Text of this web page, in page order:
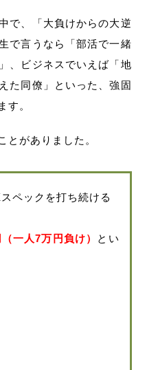
で、「大負けからの大逆
で言うなら「部活で一緒
、ビジネスでいえば「地
た同僚」といった、強固
す。
とがありました。
ペックを打ち続ける
一人7万円負け） とい